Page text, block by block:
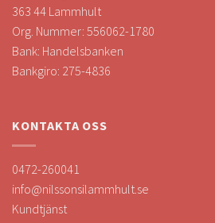
363 44 Lammhult
Org. Nummer: 556062-1780
Bank: Handelsbanken
Bankgiro: 275-4836
KONTAKTA OSS
0472-260041
info@nilssonsilammhult.se
Kundtjänst